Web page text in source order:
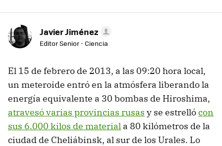
Javier Jiménez
Editor Senior - Ciencia
El 15 de febrero de 2013, a las 09:20 hora local,
un meteroide entró en la atmósfera liberando la
energía equivalente a 30 bombas de Hiroshima,
atravesó varias provincias rusas y se estrellócon
sus 6.000 kilos de material a 80 kilómetros de la
ciudad de Cheliábinsk, al sur de los Urales. Lo